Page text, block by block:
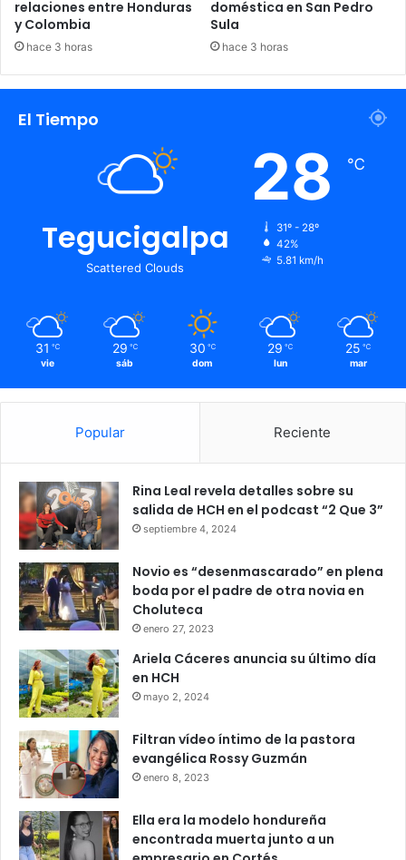
relaciones entre Honduras
y Colombia
hace 3 horas
doméstica en San Pedro
Sula
hace 3 horas
El Tiempo
Tegucigalpa
Scattered Clouds
28 ℃
31º - 28º
42%
5.81 km/h
31 ℃
vie
29 ℃
sáb
30 ℃
dom
29 ℃
lun
25 ℃
mar
Popular Reciente
Rina Leal revela detalles sobre su
salida de HCH en el podcast “2 Que 3”
septiembre 4, 2024
Novio es “desenmascarado” en plena
boda por el padre de otra novia en
Choluteca
enero 27, 2023
Ariela Cáceres anuncia su último día
en HCH
mayo 2, 2024
Filtran vídeo íntimo de la pastora
evangélica Rossy Guzmán
enero 8, 2023
Ella era la modelo hondureña
encontrada muerta junto a un